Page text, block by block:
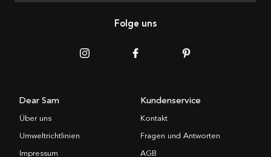
Folge uns
Dear Sam
Über uns
Umweltrichtlinien
Impressum
Kundenservice
Kontakt
Fragen und Antworten
AGB